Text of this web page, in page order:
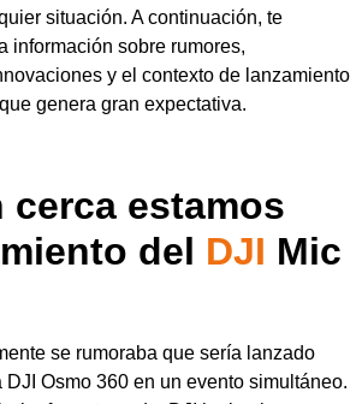
situación. A continuación, te
información sobre rumores,
y el contexto de lanzamiento
genera gran expectativa.
cerca estamos
del DJI Mic
se rumoraba que sería lanzado
DJI Osmo 360 en un evento simultáneo.